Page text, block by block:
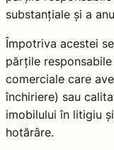
substanțiale și a
Împotriva acestei
părțile
comerciale care
închiriere) sau
imobilului în litigiu
hotărâre.